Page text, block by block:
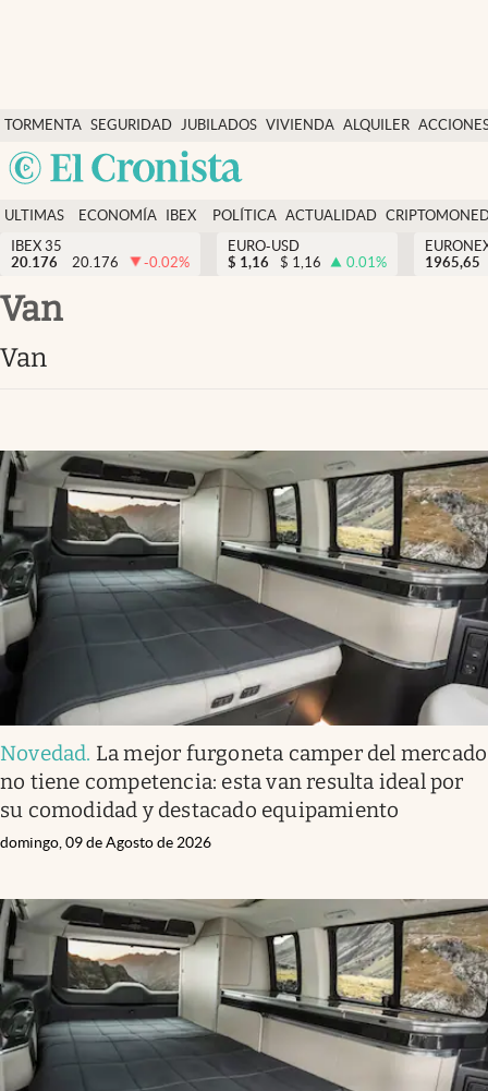
TORMENTA SEGURIDAD
SOCIAL
JUBILADOS VIVIENDA ALQUILER
USA
Economía y finanzas
Política
Actualidad
Criptomonedas
ULTIMAS
NOTICIAS
ECONOMÍA
FINANZAS
IBEX
EURO
POLÍTICA ACTUALIDAD
IBEX 35
20.176
20.176 -0.02%
EURO-USD
$ 1,16 $ 1,16 0.01%
1965,65
van
van
Novedad. La mejor furgoneta camper del mercado
no tiene competencia: esta van resulta ideal por
su comodidad y destacado equipamiento
domingo, 09 de Agosto de 2026